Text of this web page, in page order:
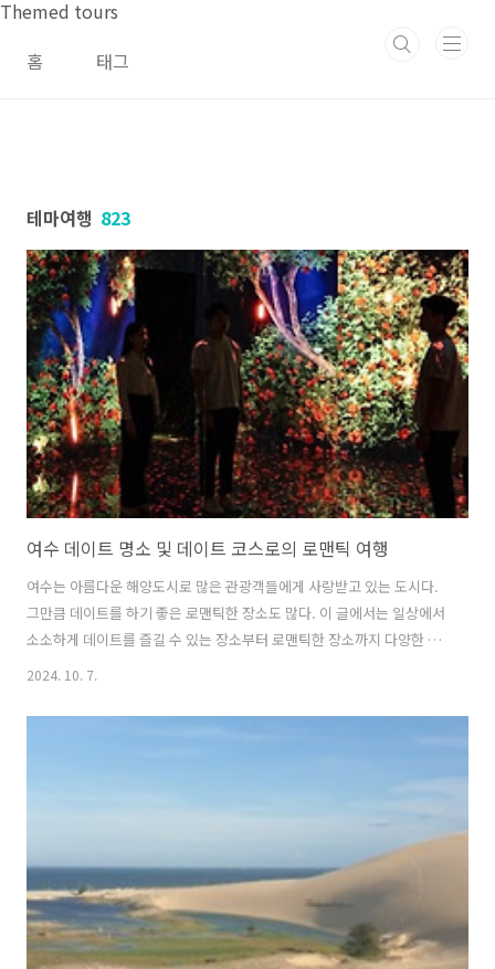
본문 바로가기
Themed tours
홈
태그
테마여행 823
여수 데이트 명소 및 데이트 코스로의 로맨틱 여행
여수는 아름다운 해양도시로 많은 관광객들에게 사랑받고 있는 도시다.
그만큼 데이트를 하기 좋은 로맨틱한 장소도 많다. 이 글에서는 일상에서
소소하게 데이트를 즐길 수 있는 장소부터 로맨틱한 장소까지 다양한 여
수의 데이트 명소 및 코스를 소개한다. 1. 여수 아르떼뮤지엄아르떼뮤지
레이스로 떠오른 곳이다. 이곳에서는 바다를 테마로 한 미디어 아트 작품
양하고 이색적인 미디어 아트 작품을 배경으로 사진을 찍기에도 좋아 데
2024. 10. 7.